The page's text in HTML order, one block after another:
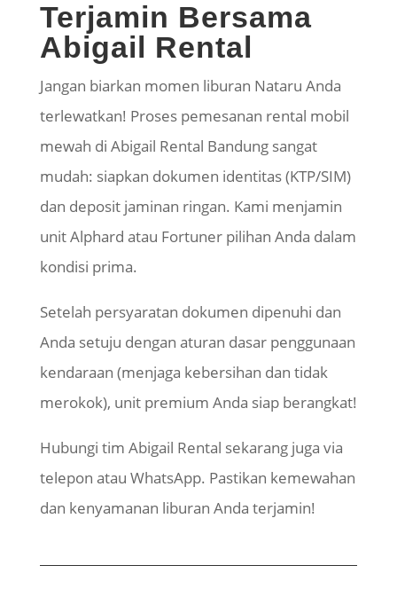
Terjamin Bersama
Abigail Rental
​Jangan biarkan momen liburan Nataru Anda
terlewatkan! Proses pemesanan rental mobil
mewah di Abigail Rental Bandung sangat
mudah: siapkan dokumen identitas (KTP/SIM)
dan deposit jaminan ringan. Kami menjamin
unit Alphard atau Fortuner pilihan Anda dalam
kondisi prima.
Setelah persyaratan dokumen dipenuhi dan
Anda setuju dengan aturan dasar penggunaan
kendaraan (menjaga kebersihan dan tidak
merokok), unit premium Anda siap berangkat!
Hubungi tim Abigail Rental sekarang juga via
telepon atau WhatsApp. Pastikan kemewahan
dan kenyamanan liburan Anda terjamin!